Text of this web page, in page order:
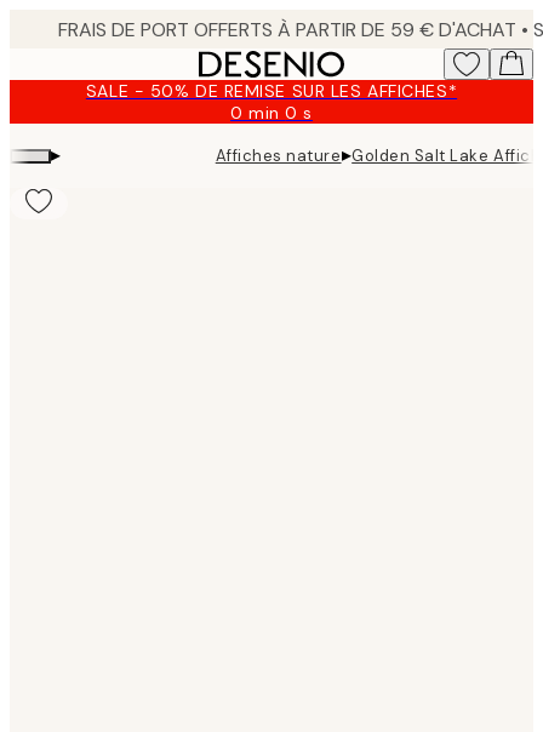
content.SALE - 50% DE REMISE SUR LES AFFICHES*
0 min0 s
Valable
:
▸ Affiches nature▸Golden Salt Lake